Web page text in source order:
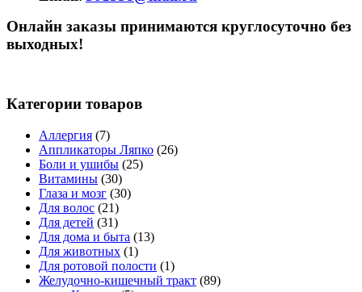
Онлайн заказы принимаются круглосуточно без
выходных!
Категории товаров
Аллергия (7)
Аппликаторы Ляпко (26)
Боли и ушибы (25)
Витамины (30)
Глаза и мозг (30)
Для волос (21)
Для детей (31)
Для дома и быта (13)
Для животных (1)
Для ротовой полости (1)
Желудочно-кишечный тракт (89)